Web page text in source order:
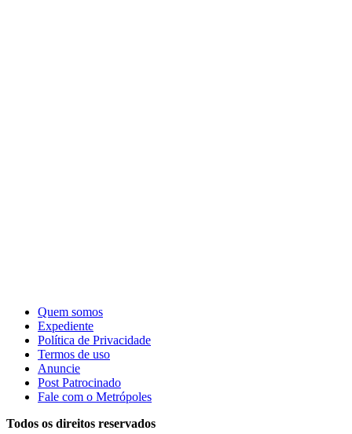
Quem somos
Expediente
Política de Privacidade
Termos de uso
Anuncie
Post Patrocinado
Fale com o Metrópoles
Todos os direitos reservados